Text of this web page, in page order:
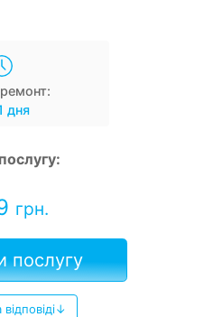
дня
грн.
послугу